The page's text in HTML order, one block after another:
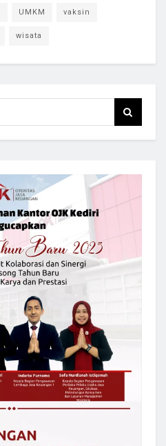
UMKM vaksin
wisata